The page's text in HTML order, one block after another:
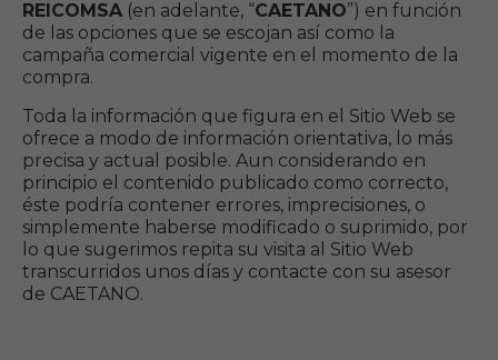
REICOMSA (en adelante, “CAETANO”) en función
de las opciones que se escojan así como la
campaña comercial vigente en el momento de la
compra.
Toda la información que figura en el Sitio Web se
ofrece a modo de información orientativa, lo más
precisa y actual posible. Aun considerando en
principio el contenido publicado como correcto,
éste podría contener errores, imprecisiones, o
simplemente haberse modificado o suprimido, por
lo que sugerimos repita su visita al Sitio Web
transcurridos unos días y contacte con su asesor
de CAETANO.